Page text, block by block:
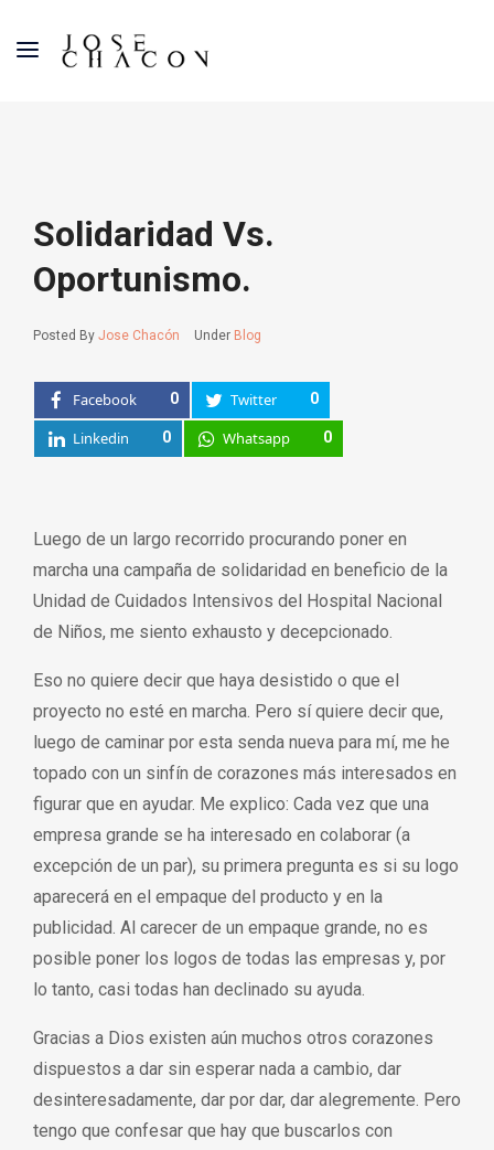
Solidaridad Vs.
Oportunismo.
Posted By Jose Chacón Under Blog
Facebook 0 Twitter 0
Linkedin 0 Whatsapp 0
Luego de un largo recorrido procurando poner en
marcha una campaña de solidaridad en beneficio de la
Unidad de Cuidados Intensivos del Hospital Nacional
de Niños, me siento exhausto y decepcionado.
Eso no quiere decir que haya desistido o que el
proyecto no esté en marcha. Pero sí quiere decir que,
luego de caminar por esta senda nueva para mí, me he
topado con un sinfín de corazones más interesados en
figurar que en ayudar. Me explico: Cada vez que una
empresa grande se ha interesado en colaborar (a
excepción de un par), su primera pregunta es si su logo
aparecerá en el empaque del producto y en la
publicidad. Al carecer de un empaque grande, no es
posible poner los logos de todas las empresas y, por
lo tanto, casi todas han declinado su ayuda.
Gracias a Dios existen aún muchos otros corazones
dispuestos a dar sin esperar nada a cambio, dar
desinteresadamente, dar por dar, dar alegremente. Pero
tengo que confesar que hay que buscarlos con